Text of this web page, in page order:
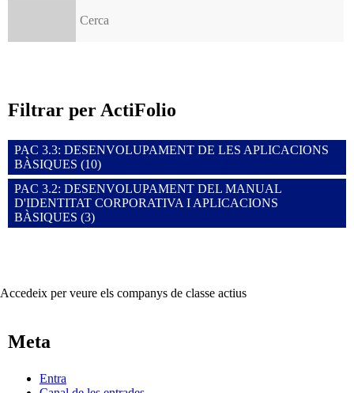
Filtrar per ActiFolio
PAC 3.3: DESENVOLUPAMENT DE LES APLICACIONS
BÀSIQUES (10)
PAC 3.2: DESENVOLUPAMENT DEL MANUAL
D'IDENTITAT CORPORATIVA I APLICACIONS
BÀSIQUES (3)
Accedeix per veure els companys de classe actius
Meta
Entra